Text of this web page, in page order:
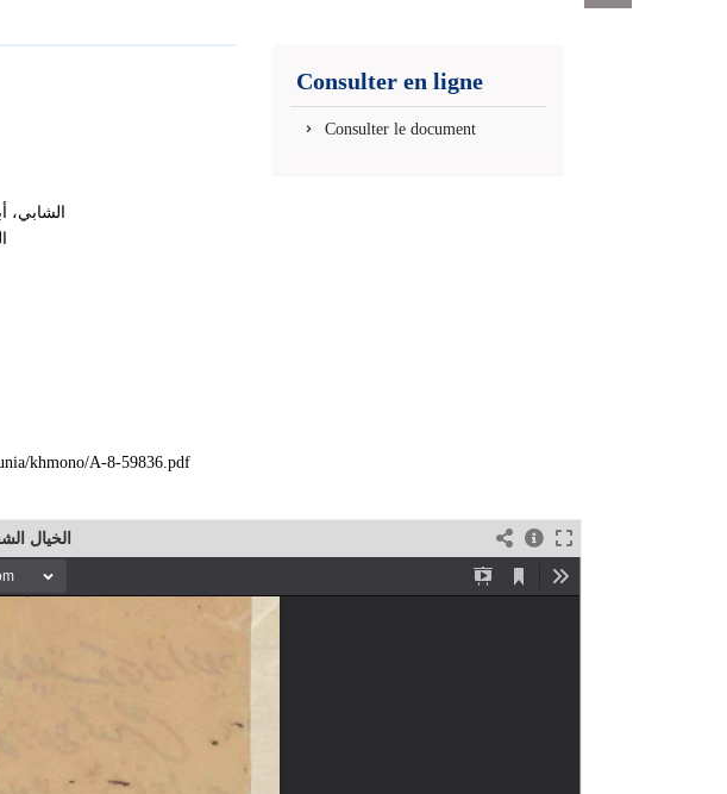
الشابي،
khmono/A-8-59836.pdf
fenêtre)
Consulter en ligne
Consulter le document
الخيال